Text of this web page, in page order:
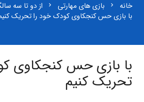
خانه chevron_right بازی های مهارتی chevron_right از دو تا سه
با بازی حس کنجکاوی کودک خود را تحریک
با بازی حس کنجکاوی
تحریک کنیم